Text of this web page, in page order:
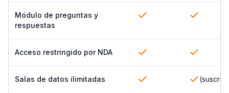
Módulo de preguntas y
respuestas
Acceso restringido por NDA
Salas de datos ilimitadas